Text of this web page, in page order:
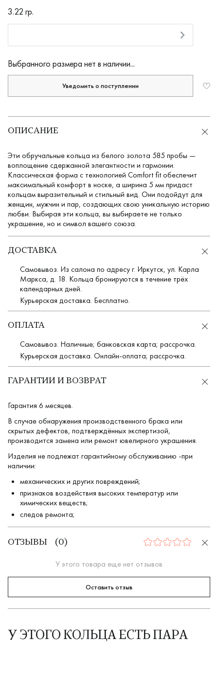
RUB
3.22 гр.
Выбранного размера нет в наличии...
Уведомить о поступлении
ОПИСАНИЕ
Эти обручальные кольца из белого золота 585 пробы —
воплощение сдержанной элегантности и гармонии.
Классическая форма с технологией Comfort fit обеспечит
максимальный комфорт в носке, а ширина 5 мм придаст
кольцам выразительный и стильный вид. Они подойдут для
женщин, мужчин и пар, создающих свою уникальную историю
любви. Выбирая эти кольца, вы выбираете не только
украшение, но и символ вашего союза.
ДОСТАВКА
Самовывоз. Из салона по адресу г. Иркутск, ул. Карла
Маркса, д. 18. Кольца бронируются в течение трёх
календарных дней.
Курьерская доставка. Бесплатно.
ОПЛАТА
Самовывоз. Наличные; банковская карта; рассрочка.
Курьерская доставка. Онлайн-оплата; рассрочка.
ГАРАНТИИ И ВОЗВРАТ
Гарантия 6 месяцев.
В случае обнаружения производственного брака или
скрытых дефектов, подтверждённых экспертизой,
производится замена или ремонт ювелирного украшения.
Изделия не подлежат гарантийному обслуживанию -при
наличии:
механических и других повреждений;
признаков воздействия высоких температур или
химических веществ;
следов ремонта;
ОТЗЫВЫ ( 0) 0
У этого товара еще нет отзывов
Оставить отзыв
У ЭТОГО КОЛЬЦА ЕСТЬ ПАРА